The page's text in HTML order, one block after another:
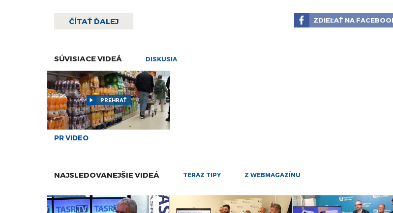
Viac čítajte tu
ČÍTAŤ ĎALEJ ZDIEĽAŤ NA
SÚVISIACE VIDEÁ DISKUSIA
PREHRAŤ
PR VIDEO
NAJSLEDOVANEJŠIE VIDEÁ TERAZ TIPY Z WEBMAGAZÍNU